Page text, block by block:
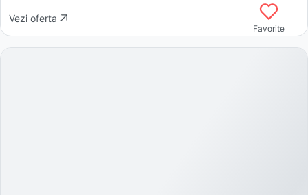
Vezi oferta
Favorite